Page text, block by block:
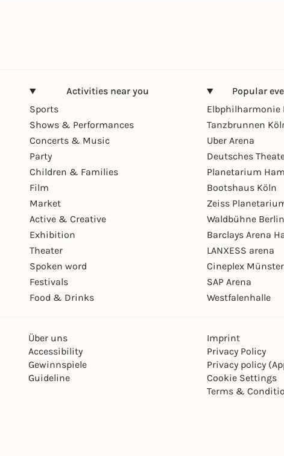
Activities near you
Sports
Shows & Performances
Concerts & Music
Party
Children & Families
Film
Market
Active & Creative
Exhibition
Theater
Spoken word
Festivals
Food & Drinks
Popular
Elbphilharmonie
Tanzbrunnen
Uber Arena
Deutsches
Planetarium
Bootshaus Köln
Zeiss
Waldbühne Berlin
Barclays Arena
LANXESS arena
Cineplex Münster
SAP Arena
Westfalenhalle
Über uns
Accessibility
Gewinnspiele
Guideline
Imprint
Privacy Policy
Privacy policy
Cookie Settings
Terms &